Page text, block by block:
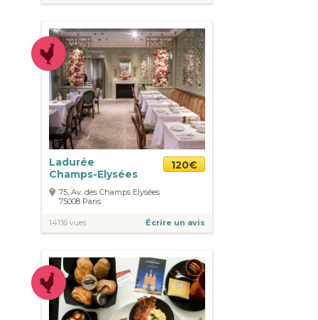
Ladurée
Champs-Elysées
120€
75, Av. des Champs Elysées
75008 Paris
14116 vues Écrire un avis